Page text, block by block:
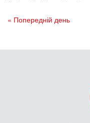
« Попередній день